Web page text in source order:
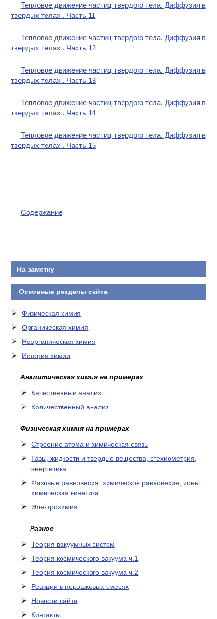
Тепловое движение частиц твердого тела. Диффузия в
твердых телах . Часть 11
Тепловое движение частиц твердого тела. Диффузия в
твердых телах . Часть 12
Тепловое движение частиц твердого тела. Диффузия в
твердых телах . Часть 13
Тепловое движение частиц твердого тела. Диффузия в
твердых телах . Часть 14
Тепловое движение частиц твердого тела. Диффузия в
твердых телах . Часть 15
Содержание
На заметку
Основные разделы сайта
Физическая химия
Органическая химия
Неорганическая химия
История химии
Аналитическая химия на примерах
Качественный анализ
Количественный анализ
Физическая химия на примерах
Cтроение атома и химическая связь
Газы, жидкости и твердые вещества, стехиометрия,
энергетика
Фазовые равновесия, химическое равновесие, ионы,
химическая кинетика
Электрохимия
Разное
Теория вакуумных систем
Теория космического вакуума ч.1
Теория космического вакуума ч.2
Реакции в порошковых смесях
Новости сайта
Контакты